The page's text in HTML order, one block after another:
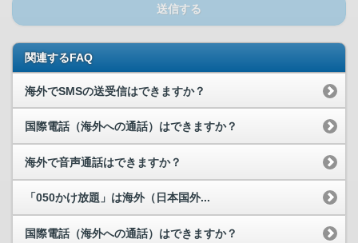
送信する
関連するFAQ
海外でSMSの送受信はできますか？
国際電話（海外への通話）はできますか？
海外で音声通話はできますか？
「050かけ放題」は海外（日本国外...
国際電話（海外への通話）はできますか？